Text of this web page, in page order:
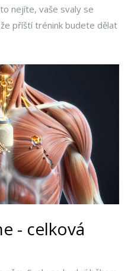
nejíte, vaše svaly se
příští trénink budete dělat
- celková